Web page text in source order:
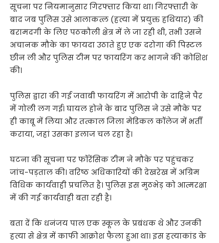
सूचना पर नियमानुसार गिरफ्तार किया था। गिरफ्तारी के
बाद जब पुलिस उसे आलाकत्ल (हत्या में प्रयुक्त हथियार) की
बरामदगी के लिए पठकौली क्षेत्र में ले जा रही थी, तभी उसने
अचानक मौके का फायदा उठाते हुए एक दरोगा की पिस्टल
छीन ली और पुलिस टीम पर फायरिंग कर भागने की कोशिश
की।
पुलिस द्वारा की गई जवाबी फायरिंग में आरोपी के दाहिने पैर
में गोली लग गई। घायल होने के बाद पुलिस ने उसे मौके पर
ही काबू में लिया और तत्काल जिला मेडिकल कॉलेज में भर्ती
कराया, जहां उसका इलाज चल रहा है।
घटना की सूचना पर फॉरेंसिक टीम ने मौके पर पहुंचकर
जांच-पड़ताल की। वरिष्ठ अधिकारियों की देखरेख में अग्रिम
विधिक कार्यवाही प्रचलित है। पुलिस इस मुठभेड़ को आत्मरक्षा
में की गई कार्यवाही बता रही है।
बता दें कि धनंजय पाल एक स्कूल के प्रबंधक थे और उनकी
हत्या से क्षेत्र में काफी आक्रोश फैला हुआ था। इस हत्याकांड के